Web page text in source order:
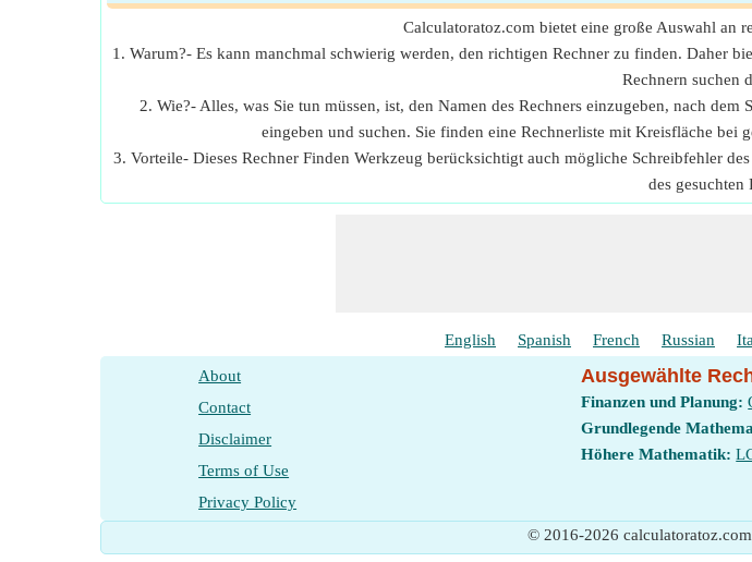
Calculatoratoz.com bietet eine große Auswahl an
1. Warum?- Es kann manchmal schwierig werden, den richtigen Rechner zu finden. Daher
Rechnern suchen
2. Wie?- Alles, was Sie tun müssen, ist, den Namen des Rechners einzugeben, nach
eingeben und suchen. Sie finden eine Rechnerliste mit Kreisfläche bei
3. Vorteile- Dieses Rechner Finden Werkzeug berücksichtigt auch mögliche Schreibfehler
des gesuchten
English Spanish French Russian
About
Contact
Disclaimer
Terms of Use
Privacy Policy
Ausgewählte
Finanzen und Planung:
Grundlegende
Höhere Mathematik:
© 2016-2026